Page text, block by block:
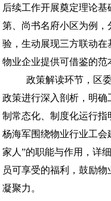
后续工作开展奠定理论
第、尚书名府小区为例
验，生动展现三方联动
物业企业提供可借鉴的范
政策解读环节，区
政策进行深入剖析，明
制常态化、制度化运行
杨海军围绕物业行业工会
家人”的职能与作用，详
员可享受的福利，鼓励
凝聚力。